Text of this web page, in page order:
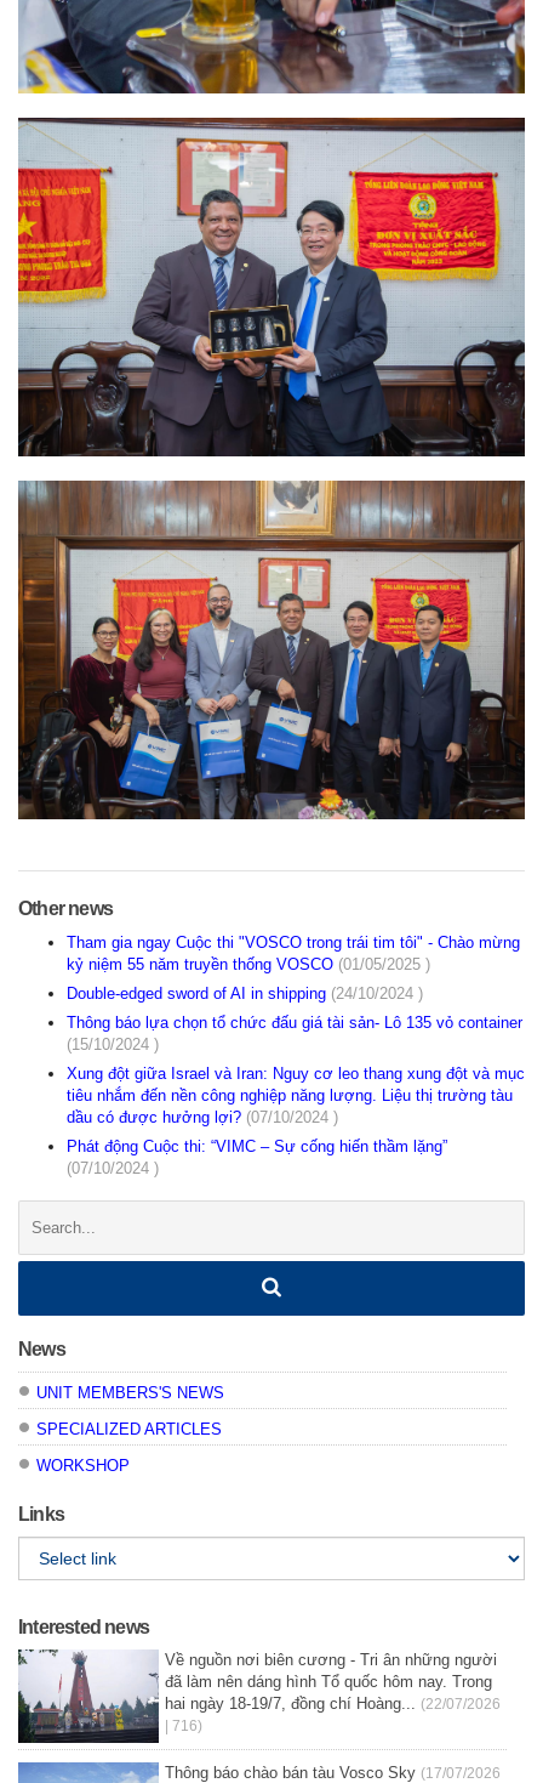
Other news
Tham gia ngay Cuộc thi "VOSCO trong trái tim tôi" - Chào mừng
kỷ niệm 55 năm truyền thống VOSCO (01/05/2025 )
Double-edged sword of AI in shipping (24/10/2024 )
Thông báo lựa chọn tổ chức đấu giá tài sản- Lô 135 vỏ container
(15/10/2024 )
Xung đột giữa Israel và Iran: Nguy cơ leo thang xung đột và mục
tiêu nhắm đến nền công nghiệp năng lượng. Liệu thị trường tàu
dầu có được hưởng lợi? (07/10/2024 )
Phát động Cuộc thi: “VIMC – Sự cống hiến thầm lặng”
(07/10/2024 )
News
UNIT MEMBERS'S NEWS
SPECIALIZED ARTICLES
WORKSHOP
Links
Interested news
Về nguồn nơi biên cương - Tri ân những người
đã làm nên dáng hình Tổ quốc hôm nay. Trong
hai ngày 18-19/7, đồng chí Hoàng...
(22/07/2026
| 716)
Thông báo chào bán tàu Vosco Sky (17/07/2026